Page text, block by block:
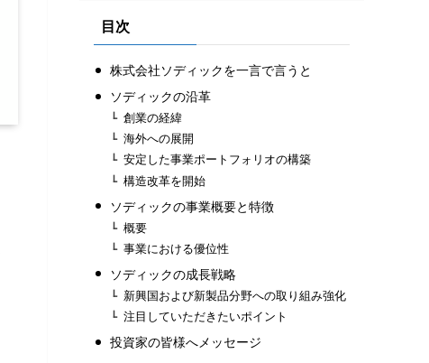
目次
株式会社ソディックを一言で言うと
ソディックの沿革
創業の経緯
海外への展開
安定した事業ポートフォリオの構築
構造改革を開始
ソディックの事業概要と特徴
概要
事業における優位性
ソディックの成長戦略
新興国および新製品分野への取り組み強化
注目していただきたいポイント
投資家の皆様へメッセージ